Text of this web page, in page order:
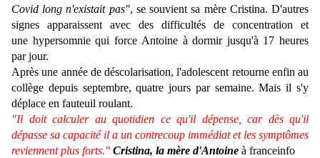
Covid long n'existait pas", se souvient sa mère Cristina. D'autres
signes apparaissent avec des difficultés de concentration et
une hypersomnie qui force Antoine à dormir jusqu'à 17 heures
par jour.
Après une année de déscolarisation, l'adolescent retourne enfin au
collège depuis septembre, quatre jours par semaine. Mais il s'y
déplace en fauteuil roulant.
"Il doit calculer au quotidien ce qu'il dépense, car dès qu'il
dépasse sa capacité il a un contrecoup immédiat et les symptômes
reviennent plus forts." Cristina, la mère d'Antoine à franceinfo